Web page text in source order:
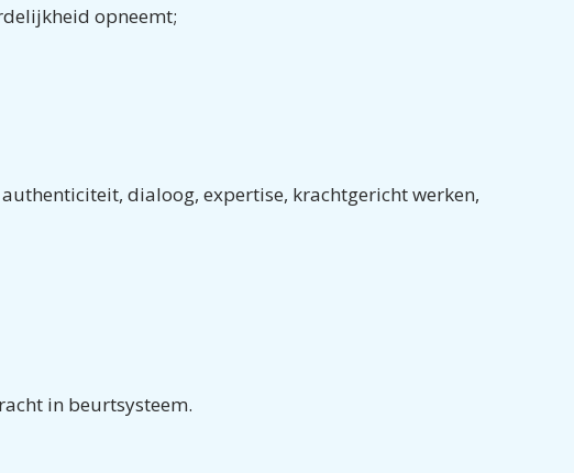
opneemt;
authenticiteit, dialoog, expertise, krachtgericht werken,
in beurtsysteem.